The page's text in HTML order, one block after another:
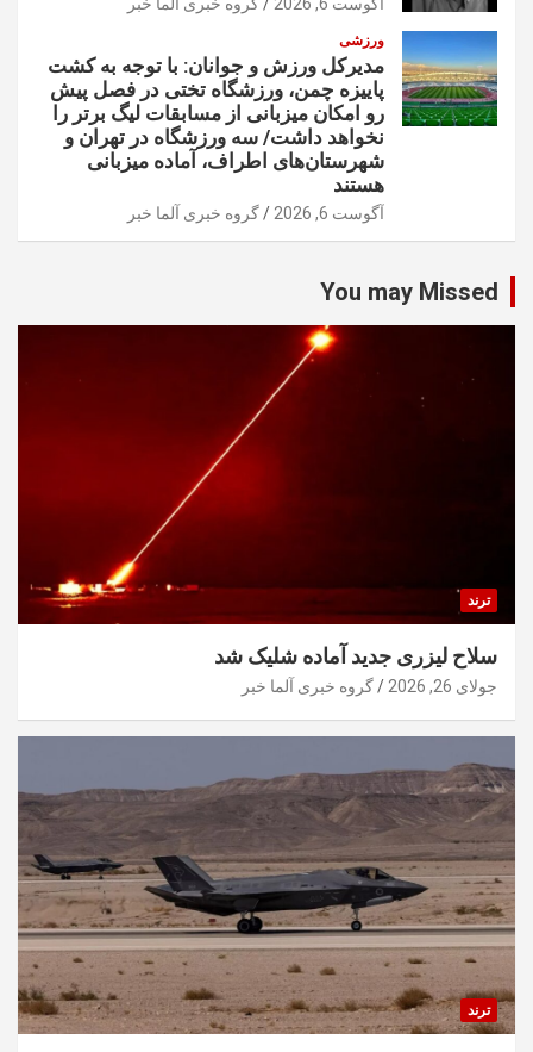
ورزشی
مدیرکل ورزش و جوانان: با توجه به کشت
پاییزه چمن، ورزشگاه تختی در فصل پیش
رو امکان میزبانی از مسابقات لیگ برتر را
نخواهد داشت/ سه ورزشگاه در تهران و
شهرستان‌های اطراف، آماده میزبانی
هستند
آگوست 6, 2026 گروه خبری آلما خبر
You may Missed
ترند
سلاح لیزری جدید آماده شلیک شد
جولای 26, 2026 گروه خبری آلما خبر
ترند